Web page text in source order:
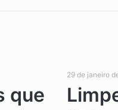
que
29 de janeiro